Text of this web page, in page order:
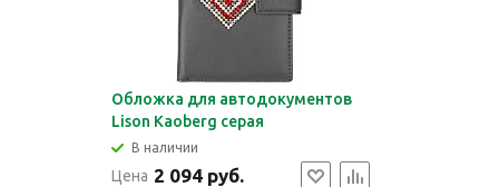
Обложка для автодокументов
Lison Kaoberg серая
В наличии
Цена 2 094 руб.